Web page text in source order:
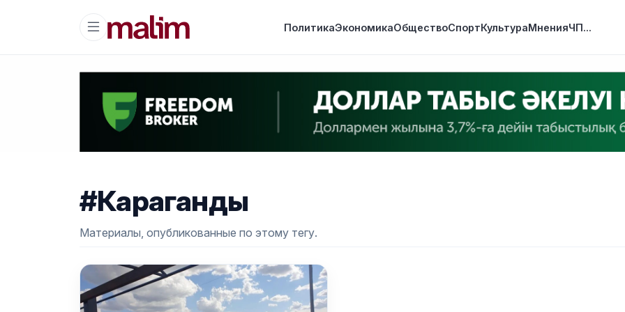
ПолитикаЭкономикаОбществоСпортКультураМненияЧП...
#Караганды
Материалы, опубликованные по этому тегу.